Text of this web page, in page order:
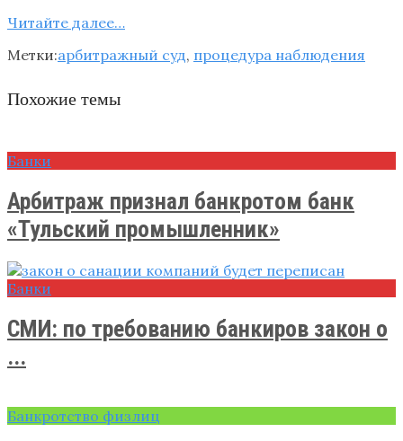
Читайте далее…
Метки:арбитражный суд, процедура наблюдения
Похожие темы
Банки
Арбитраж признал банкротом банк
«Тульский промышленник»
Банки
СМИ: по требованию банкиров закон о
...
Банкротство физлиц